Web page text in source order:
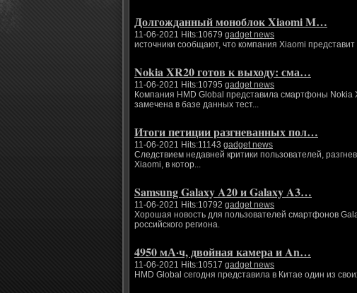
Долгожданный моноблок Xiaomi M…
11-06-2021 Hits:10679 gadget news
источники сообщают, что компания Xiaomi
Nokia XR20 готов к выходу: сма…
11-06-2021 Hits:10795 gadget news
Компания HMD Global представила смартфоны Nokia
замечена в базе данных тест...
Итоги петиции разгневанных пол…
11-06-2021 Hits:11143 gadget news
Следствием недавней критики пользователей,
Xiaomi, в котор...
Samsung Galaxy A20 и Galaxy A3…
11-06-2021 Hits:10792 gadget news
Хорошая новость для пользователей смартфонов
российского региона.
4950 мА·ч, двойная камера и An…
11-06-2021 Hits:10517 gadget news
HMD Global сегодня представила в Китае один из